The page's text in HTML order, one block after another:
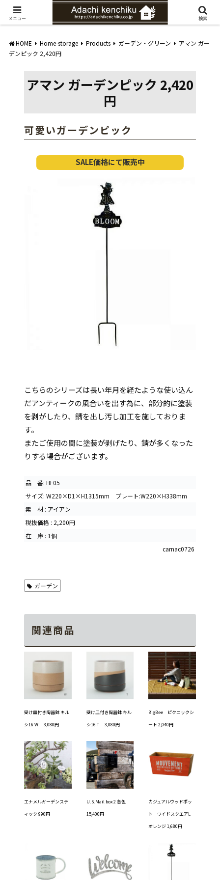
愛知県みよし市の工務店。自然素材を使ったナチュラルな家づくりをご提案
HOME Home-storage Products ガーデン・グリーン
アマン ガー
デンピック 2,420円
アマン ガーデンピック 2,420
円
可愛いガーデンピック
SALE価格にて販売中
こちらのシリーズは長い年月を経たような使い込ん
だアンティークの風合いを出す為に、部分的に塗装
を剥がしたり、錆を出し汚し加工を施しておりま
す。
またご使用の間に塗装が剥げたり、錆が多くなった
りする場合がございます。
品 番: HF05
サイズ: W220×D1×H1315mm プレート:W220×H338mm
素 材 : アイアン
税抜価格 : 2,200円
在 庫 : 1個
carnac0726
ガーデン
関連商品
受け皿付き陶器鉢 キル
シ16 W 3,080円
受け皿付き陶器鉢 キル
シ16 T 3,080円
BigBee ピクニックシ
ート 2,040円
エナメルガーデンステ
ィック 990円
U.S.Mail box 2 各色
15,400円
カジュアルウッドポッ
ト ワイドスクエアL
オレンジ 1,680円
メニュー 検索